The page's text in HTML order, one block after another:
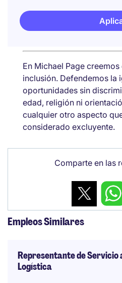
En Michael Page
inclusión. Defendemos la
oportunidades sin
edad, religión ni
cualquier otro aspecto
considerado excluyente.
Comparte en las
Empleos Similares
Representante de Servicio
Logística